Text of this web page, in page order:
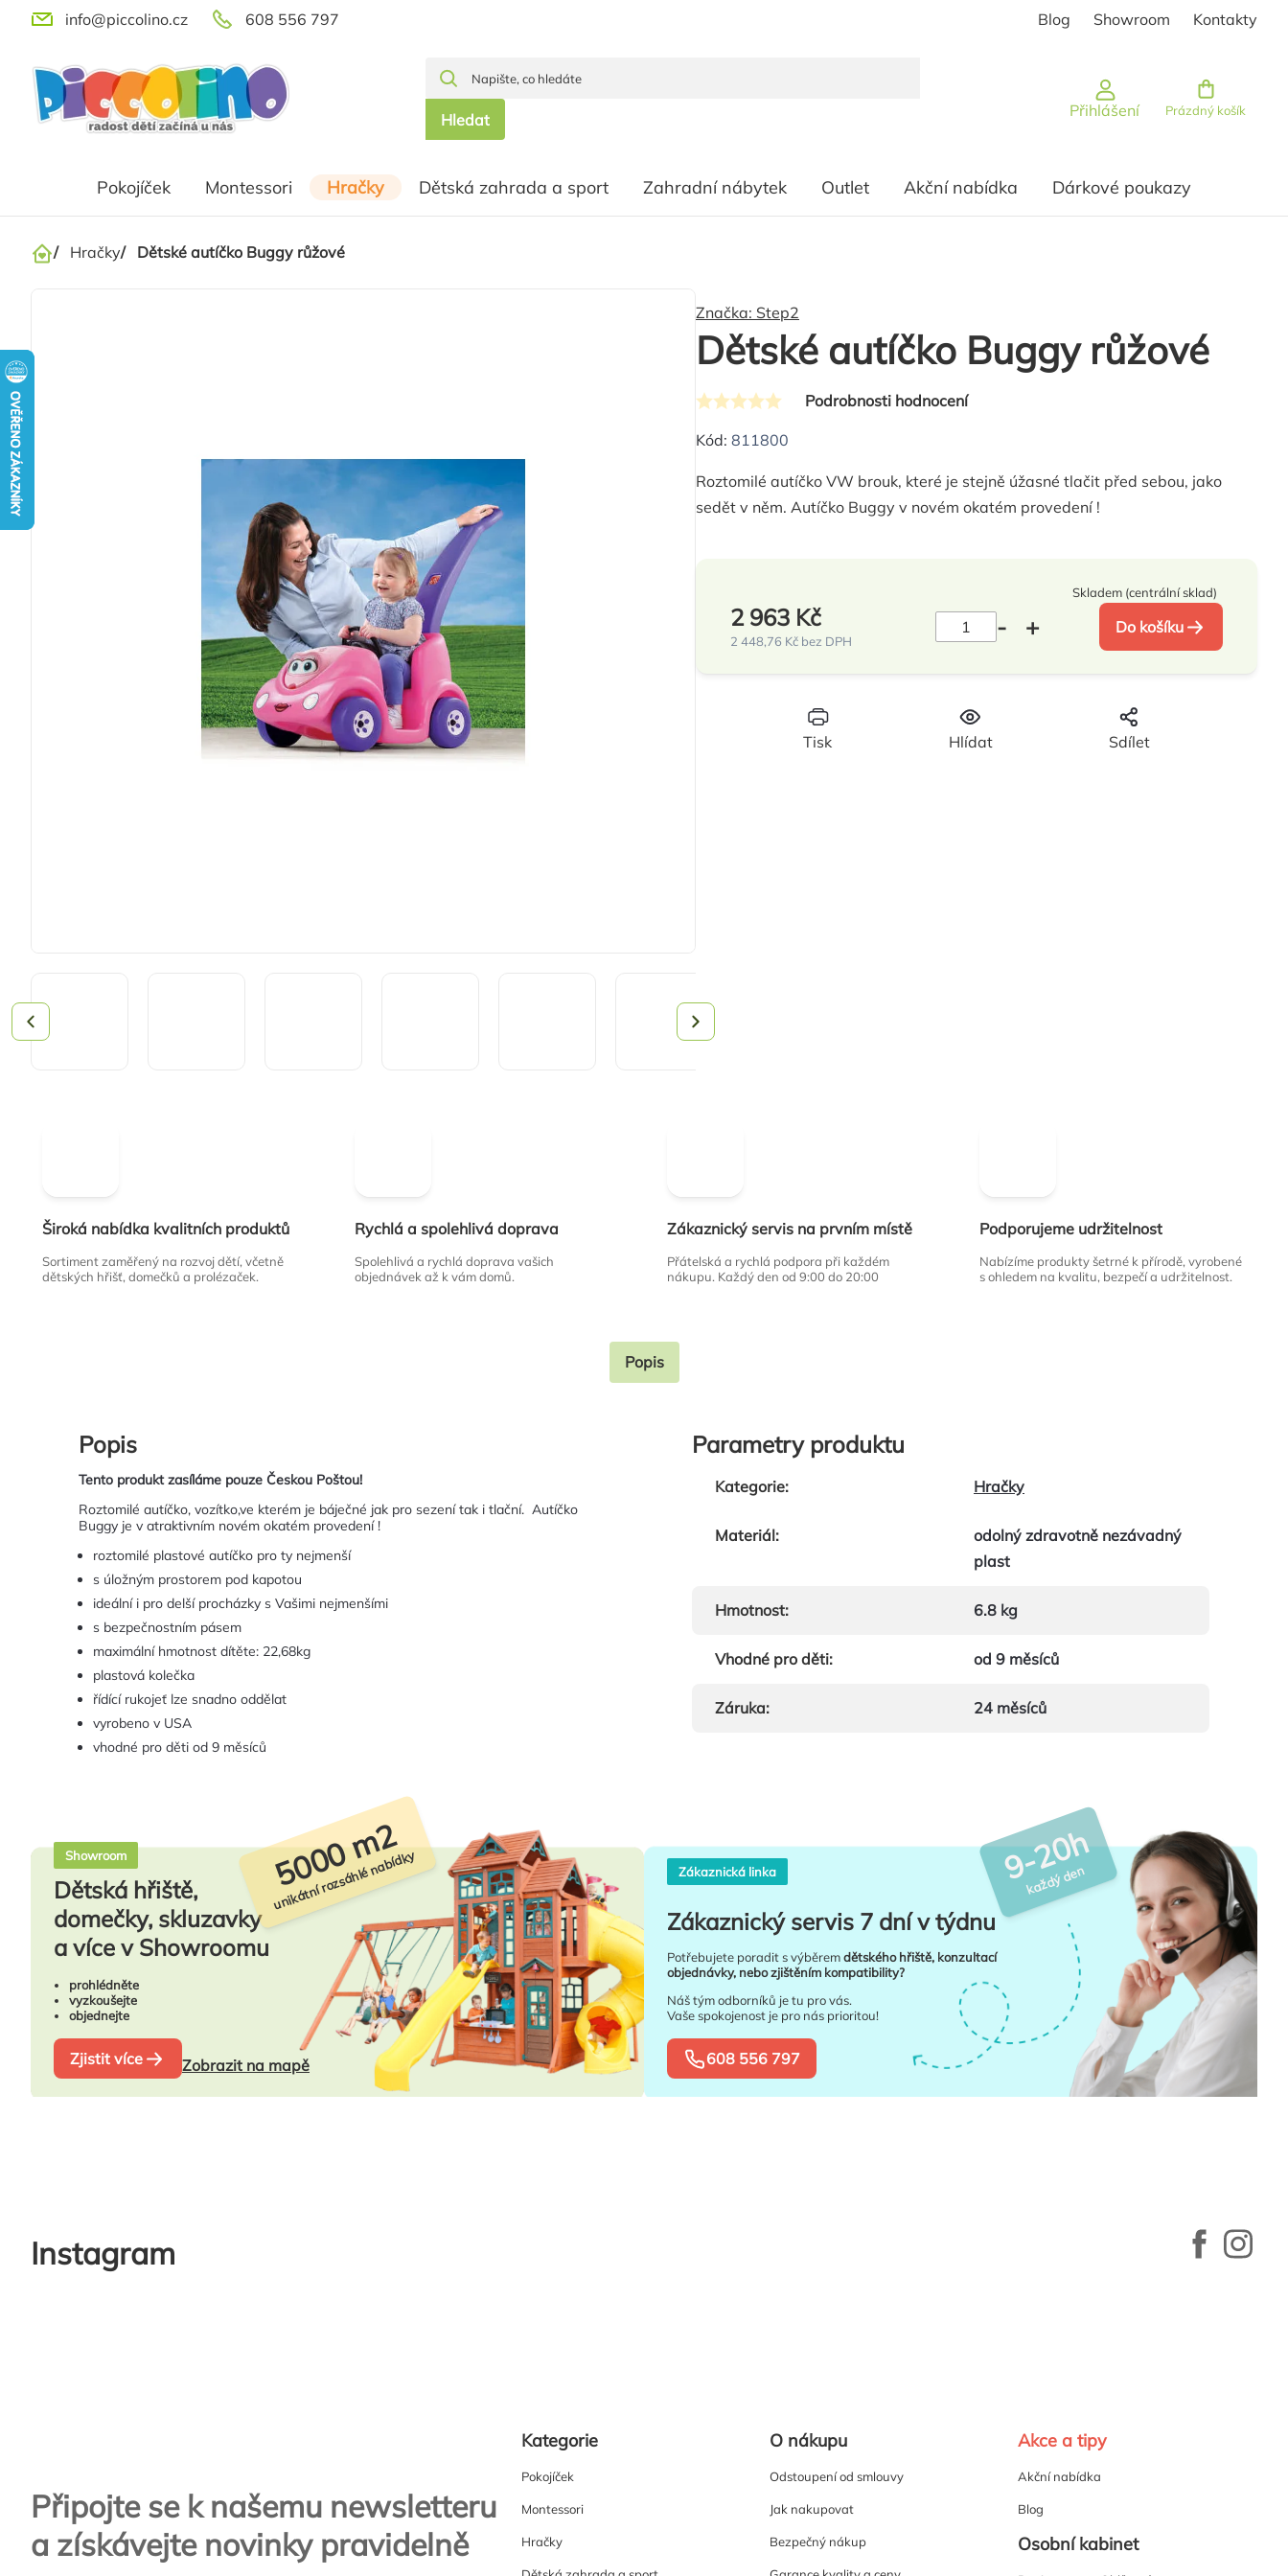
Přejít
obsah
608 556 797
info@piccolino.cz Blog Showroom Kontakty
Hledat Přihlášení Nákupní košík
Prázdný košík
Pokojíček Montessori Hračky Dětská zahrada a sport Zahradní nábytek Outlet Akční nabídka Dárkové poukazy
Domů
/ Hračky/ Dětské autíčko Buggy růžové
Dětské autíčko Buggy růžové
Průměrné
hodnocení
je
0,0
Podrobnosti hodnocení
Značka: Step2
Kód: 811800
Roztomilé autíčko VW brouk, které je stejně úžasné tlačit před sebou, jako
sedět v něm. Autíčko Buggy v novém okatém provedení !
Tisk Hlídat Sdílet
Skladem (centrální sklad)
2 963 Kč
2 448,76 Kč bez DPH
Do košíku
Široká nabídka kvalitních produktů
Sortiment zaměřený na rozvoj dětí, včetně
dětských hřišť, domečků a prolézaček.
Rychlá a spolehlivá doprava
Spolehlivá a rychlá doprava vašich
objednávek až k vám domů.
Zákaznický servis na prvním místě
Přátelská a rychlá podpora při každém
nákupu. Každý den od 9:00 do 20:00
Podporujeme udržitelnost
Nabízíme produkty šetrné k přírodě, vyrobené
s ohledem na kvalitu, bezpečí a udržitelnost.
Popis
Popis
Tento produkt zasíláme pouze Českou Poštou!
Roztomilé autíčko, vozítko,ve kterém je báječné jak pro sezení tak i tlační. Autíčko
Buggy je v atraktivním novém okatém provedení !
roztomilé plastové autíčko pro ty nejmenší
s úložným prostorem pod kapotou
ideální i pro delší procházky s Vašimi nejmenšími
s bezpečnostním pásem
maximální hmotnost dítěte: 22,68kg
plastová kolečka
řídící rukojeť lze snadno oddělat
vyrobeno v USA
vhodné pro děti od 9 měsíců
Parametry produktu
Kategorie: Hračky
Materiál:
odolný zdravotně nezávadný
plast
Hmotnost: 6.8 kg
Vhodné pro děti: od 9 měsíců
Záruka: 24 měsíců
Showroom
Dětská hřiště,
domečky, skluzavky
a více v Showroomu
prohlédněte
vyzkoušejte
objednejte
Zjistit více Zobrazit na mapě
5000 m2
unikátní rozsáhlé nabídky Zákaznická linka
Zákaznický servis 7 dní v týdnu
Potřebujete poradit s výběremdětského hřiště, konzultací
objednávky, nebo zjištěním kompatibility?
Náš tým odborníků je tu pro vás.
Vaše spokojenost je pro nás prioritou!
608 556 797
9-20h
každý den
Instagram
Připojte se k našemu newsletteru
a získávejte novinky pravidelně
Kategorie
Pokojíček
Montessori
Hračky
O nákupu
Odstoupení od smlouvy
Jak nakupovat
Bezpečný nákup
Akce a tipy
Akční nabídka
Blog
Osobní kabinet